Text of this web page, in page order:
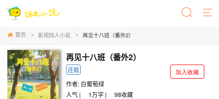
首页 影视同人小说 再见十八班（番外2）
再见十八班（番外2）
连载
加入收藏
作者: 白葡萄绿
人气 |
1万字 | 98收藏